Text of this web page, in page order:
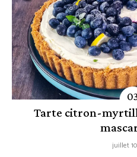
Tarte citron-
juillet